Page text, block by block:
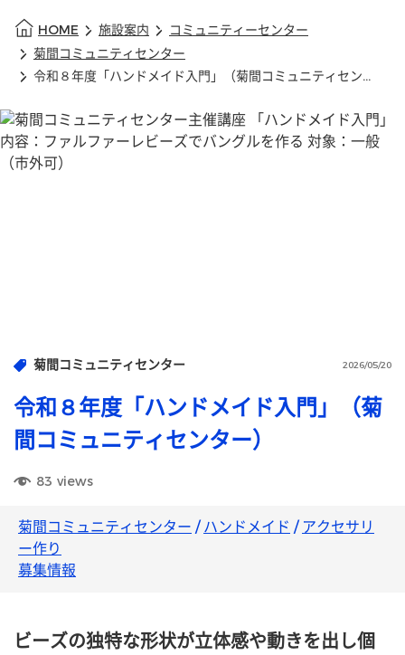
HOME 施設案内
コミュニティーセンター
菊間コミュニティセンター
令和８年度「ハンドメイド入門」（菊間コミュニティセンター）
菊間コミュニティセンター 2026/05/20
令和８年度「ハンドメイド入門」（菊
間コミュニティセンター）
83 views
菊間コミュニティセンター /ハンドメイド /アクセサリ
ー作り
募集情報
ビーズの独特な形状が立体感や動きを出し個